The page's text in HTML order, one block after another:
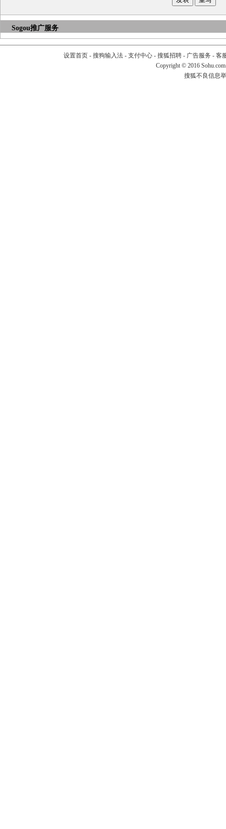
Sogou推广服务
设置首页- 搜狗输入法- 支付中心- 搜狐招聘- 广告服务 - 客
Copyright © 2016
搜狐不良信息